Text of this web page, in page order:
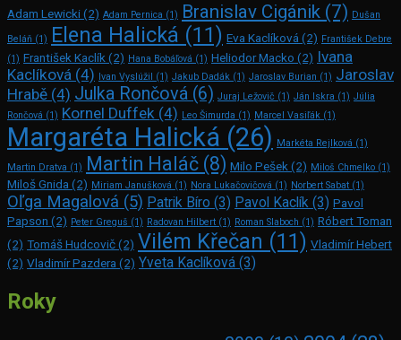
Adam Lewicki(2) Adam Pernica (1) Branislav Cigánik (7) Dušan
Beláň (1) Elena Halická (11) Eva Kaclíková (2) František Debre
(1) František Kaclík (2) Hana Bobáľová (1) Heliodor Macko (2) Ivana
Kaclíková (4) Ivan Vyslúžil (1) Jakub Dadák (1) Jaroslav Burian (1) Jaroslav
Hrabě (4) Julka Rončová (6) Juraj Ležovič (1) Ján Iskra (1) Júlia
Rončová (1) Kornel Duffek (4) Leo Šimurda (1) Marcel Vasiľák (1)
Margaréta Halická (26) Markéta Rejlková (1)
Martin Dratva (1) Martin Haláč (8) Milo Pešek (2) Miloš Chmelko (1)
Miloš Gnida (2) Miriam Janušková (1) Nora Lukačovičová (1) Norbert Sabat (1)
Oľga Magalová (5) Patrik Bíro (3) Pavol Kaclík (3) Pavol
Papson (2) Peter Greguš (1) Radovan Hilbert (1) Roman Slaboch (1) Róbert Toman
(2) Tomáš Hudcovič(2) Vilém Křečan (11) Vladimír Hebert
(2) Vladimír Pazdera (2) Yveta Kaclíková (3)
Roky